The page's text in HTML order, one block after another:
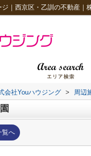
｜西京区・乙訓の不動産｜
会社Youハウジング > 周辺
覧へ